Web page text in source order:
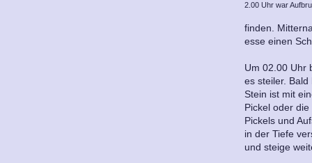
2.00 Uhr war
finden.
esse einen
Um 02.00 Uhr
es steiler.
Stein ist mit
Pickel oder
Pickels und
in der Tiefe
und steige